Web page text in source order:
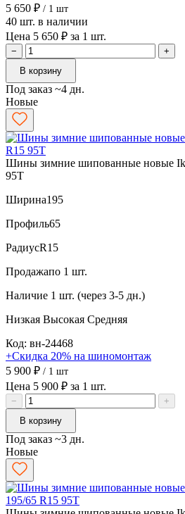
5 650 ₽ / 1 шт
40 шт. в наличии
Цена 5 650 ₽ за 1 шт.
−
+
В корзину
Под заказ ~4 дн.
Новые
Шины зимние шипованные новые
95T
Ширина195
Профиль65
РадиусR15
Продажапо 1 шт.
Наличие 1 шт. (через 3-5 дн.)
Низкая Высокая Средняя
Код: вн-24468
+Скидка 20% на шиномонтаж
5 900 ₽ / 1 шт
Цена 5 900 ₽ за 1 шт.
−
+
В корзину
Под заказ ~3 дн.
Новые